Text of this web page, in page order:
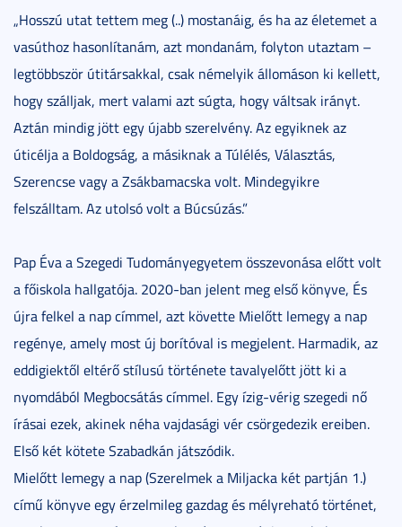
„Hosszú utat tettem meg (..) mostanáig, és ha az életemet a
vasúthoz hasonlítanám, azt mondanám, folyton utaztam –
legtöbbször útitársakkal, csak némelyik állomáson ki kellett,
hogy szálljak, mert valami azt súgta, hogy váltsak irányt.
Aztán mindig jött egy újabb szerelvény. Az egyiknek az
úticélja a Boldogság, a másiknak a Túlélés, Választás,
Szerencse vagy a Zsákbamacska volt. Mindegyikre
felszálltam. Az utolsó volt a Búcsúzás.”
Pap Éva a Szegedi Tudományegyetem összevonása előtt volt
a főiskola hallgatója. 2020-ban jelent meg első könyve, És
újra felkel a nap címmel, azt követte Mielőtt lemegy a nap
regénye, amely most új borítóval is megjelent. Harmadik, az
eddigiektől eltérő stílusú története tavalyelőtt jött ki a
nyomdából Megbocsátás címmel. Egy ízig-vérig szegedi nő
írásai ezek, akinek néha vajdasági vér csörgedezik ereiben.
Első két kötete Szabadkán játszódik.
Mielőtt lemegy a nap (Szerelmek a Miljacka két partján 1.)
című könyve egy érzelmileg gazdag és mélyreható történet,